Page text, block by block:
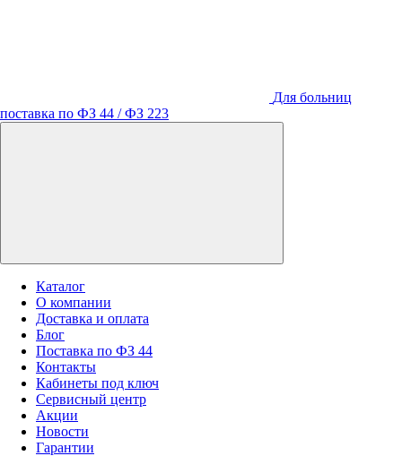
Для больниц
поставка по ФЗ 44 / ФЗ 223
Каталог
О компании
Доставка и оплата
Блог
Поставка по ФЗ 44
Контакты
Кабинеты под ключ
Сервисный центр
Акции
Новости
Гарантии